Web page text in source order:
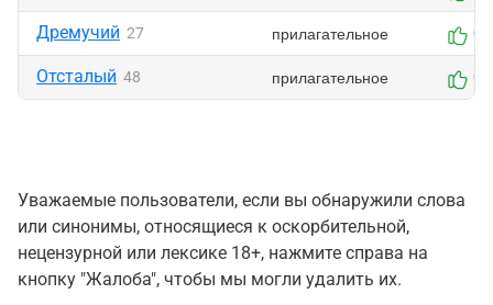
Дремучий 27 прилагательное 0
Отсталый 48 прилагательное 0
Уважаемые пользователи, если вы обнаружили слова
или синонимы, относящиеся к оскорбительной,
нецензурной или лексике 18+, нажмите справа на
кнопку "Жалоба", чтобы мы могли удалить их.